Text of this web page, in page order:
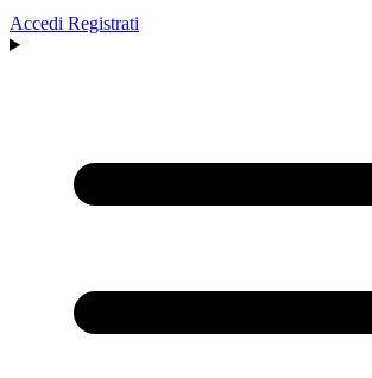
Accedi Registrati